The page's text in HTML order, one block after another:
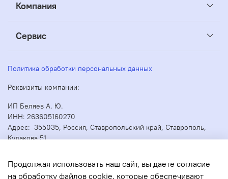
Компания
Сервис
Политика обработки персональных данных
Реквизиты компании:
ИП Беляев А. Ю.
ИНН: 263605160270
Адрес: 355035, Россия, Ставропольский край, Ставрополь,
Кулакова 51
Продолжая использовать наш сайт, вы даете согласие
на обработку файлов cookie, которые обеспечивают